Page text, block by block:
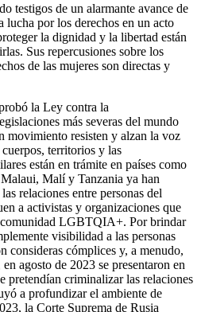
testigos de un alarmante avance de
lucha por los derechos en un acto
la dignidad y la libertad están
Sus repercusiones sobre los
de las mujeres son directas y
la Ley contra la
más severas del mundo
movimiento resisten y alzan la voz
territorios y las
están en trámite en países como
Malí y Tanzania ya han
relaciones entre personas del
a activistas y organizaciones que
LGBTQIA+. Por brindar
visibilidad a las personas
consideras cómplices y, a menudo,
agosto de 2023 se presentaron en
pretendían criminalizar las relaciones
a profundizar el ambiente de
la Corte Suprema de Rusia